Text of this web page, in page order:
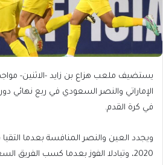
يستضيف ملعب هزاع بن زايد -الاثنين-
في كرة القدم.
ويجدد العين والنصر المنافسة بعدما
2020، وتبادلا الفوز بعدما كسب